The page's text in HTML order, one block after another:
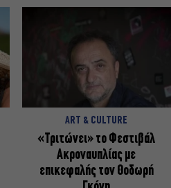
ART & CULTURE
«Τριτώνει» το Φεστιβάλ
Ακροναυπλίας με
επικεφαλής τον Θοδωρή